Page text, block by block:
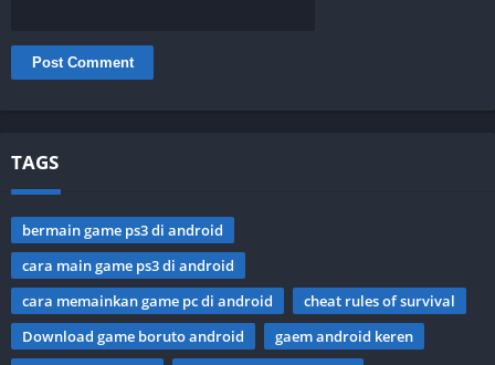
TAGS
bermain game ps3 di android
cara main game ps3 di android
cara memainkan game pc di android
cheat rules of survival
Download game boruto android
gaem android keren